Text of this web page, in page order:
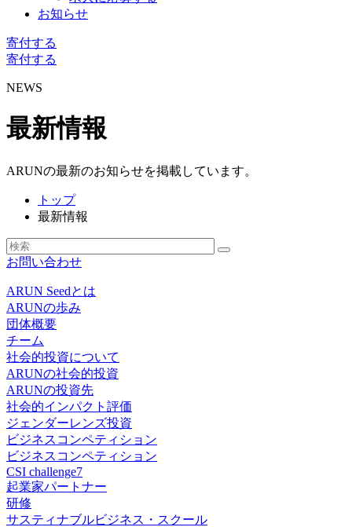
お知らせ
寄付する
寄付する
NEWS
最新情報
ARUNの最新のお知らせを掲載しています。
トップ
最新情報
お問い合わせ
ARUN Seedとは
ARUNの歩み
団体概要
チーム
社会的投資について
ARUNの社会的投資
ARUNの投資先
社会的インパクト評価
ジェンダーレンズ投資
ビジネスコンペティション
ビジネスコンペティション
CSI challenge7
起業家パートナー
研修
サスティナブルビジネス・スクール